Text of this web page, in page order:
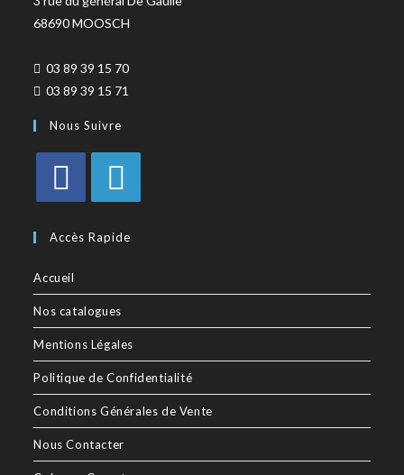
68690 MOOSCH
03 89 39 15 70
03 89 39 15 71
Nous Suivre
Accès Rapide
Accueil
Nos catalogues
Mentions Légales
Politique de Confidentialité
Conditions Générales de Vente
Nous Contacter